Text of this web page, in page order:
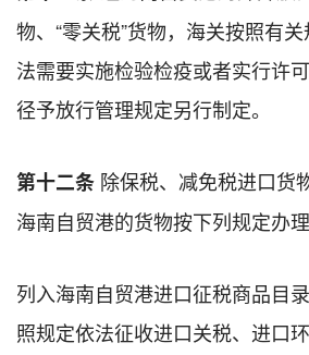
物、“零关税”货物，海关按照有
法需要实施检验检疫或者实行许
径予放行管理规定另行制定。
第十二条 除保税、减免税进口货
海南自贸港的货物按下列规定办理
列入海南自贸港进口征税商品目
照规定依法征收进口关税、进口